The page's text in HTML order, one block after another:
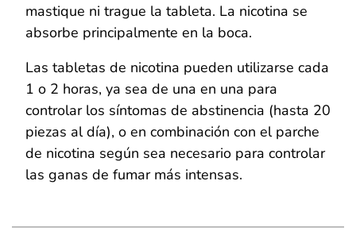
mastique ni trague la tableta. La nicotina se
absorbe principalmente en la boca.
Las tabletas de nicotina pueden utilizarse cada
1 o 2 horas, ya sea de una en una para
controlar los síntomas de abstinencia (hasta 20
piezas al día), o en combinación con el parche
de nicotina según sea necesario para controlar
las ganas de fumar más intensas.